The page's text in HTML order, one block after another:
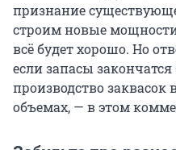
признание
строим новые
всё будет хорошо. Но
если запасы
производство
объемах, — в этом